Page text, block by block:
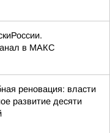
в МАКС
реновация: власти
развитие десяти